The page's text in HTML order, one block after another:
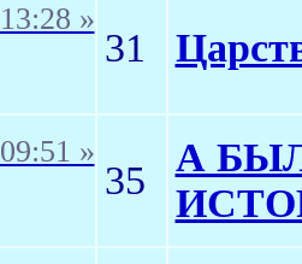
13:28 »
31
09:51 »
35
А